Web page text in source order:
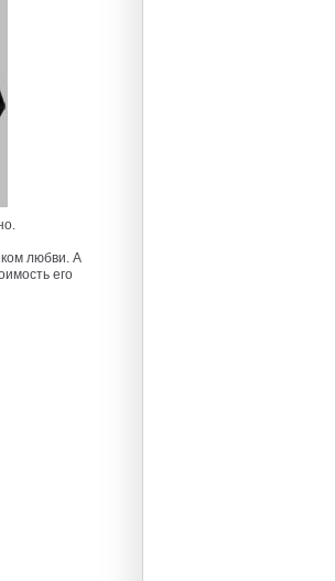
любви. А
его